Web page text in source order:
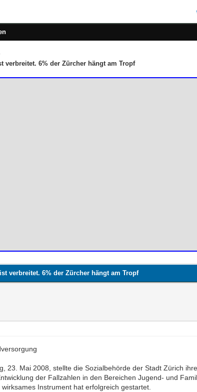
6% der Zürcher hängt am Tropf
verbreitet. 6% der Zürcher hängt am Tropf
23. Mai 2008, stellte die Sozialbehörde der Stadt Zürich
der Fallzahlen in den Bereichen Jugend- und
Instrument hat erfolgreich gestartet.